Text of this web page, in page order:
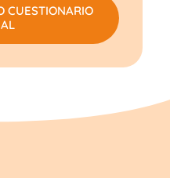
CUESTIONARIO